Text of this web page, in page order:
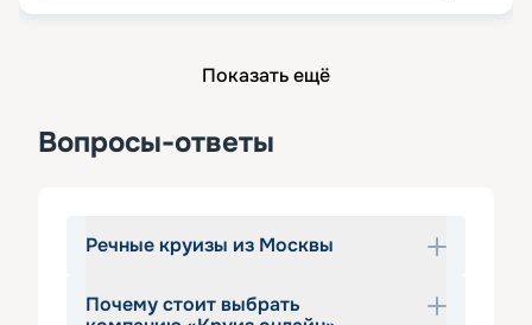
Показать ещё
Вопросы-ответы
Речные круизы из Москвы
Круизы из Москвы – прекрасная
Почему стоит выбрать